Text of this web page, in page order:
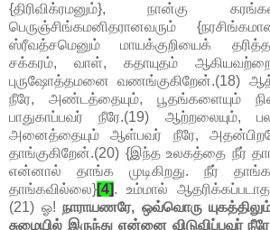
{திரிவிக்ரமனும்}, நான்கு
பெருஞ்சிங்கமனிதரானவரும்
ஸ்ரீவத்சமெனும் மாயக்குறியைக்
சக்கரம், வாள், கதாயுதம் ஆகியவற்றை
புருஷோத்தமனை வணங்குகிறேன்.(18)
நீரே, அண்டத்தையும், பூதங்களையும்
பாதுகாப்பவர் நீரே.(19) ஆற்றலையும்,
அனைத்தையும் ஆள்பவர் நீரே,
தாங்குகிறேன்.(20) {இந்த உலகத்தை நீர்
என்னால் தாங்க முடிகிறது. நீர்
தாங்கவில்லை}[4]. உம்மால்
(21) ஓ! நாராயணரே, ஒவ்வொரு
சுமையில் இருந்து என்னை விடுவிப்பவர்